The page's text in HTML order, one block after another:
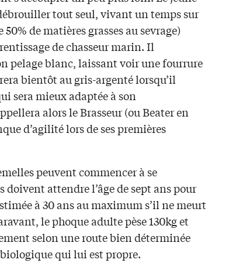
tout seul, vivant un temps sur
50% de matières grasses au sevrage)
de chasseur marin. Il
pelage blanc, laissant voir une fourrure
bientôt au gris-argenté lorsqu’il
sera mieux adaptée à son
alors le Brasseur (ou Beater en
d’agilité lors de ses premières
peuvent commencer à se
doivent attendre l’âge de sept ans pour
à 30 ans au maximum s’il ne meurt
le phoque adulte pèse 130kg et
selon une route bien déterminée
qui lui est propre.